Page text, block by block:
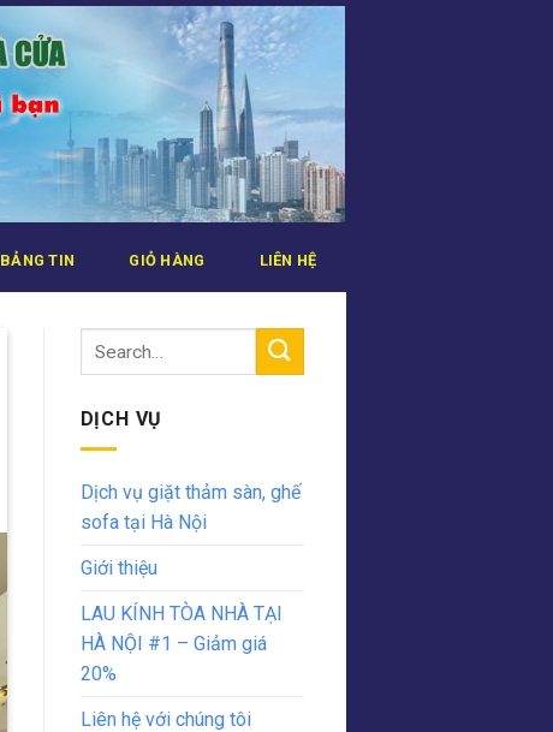
BẢNG TIN GIỎ HÀNG LIÊN HỆ
DỊCH VỤ
Dịch vụ giặt thảm sàn, ghế
sofa tại Hà Nội
Giới thiệu
LAU KÍNH TÒA NHÀ TẠI
HÀ NỘI #1 – Giảm giá
20%
Liên hệ với chúng tôi